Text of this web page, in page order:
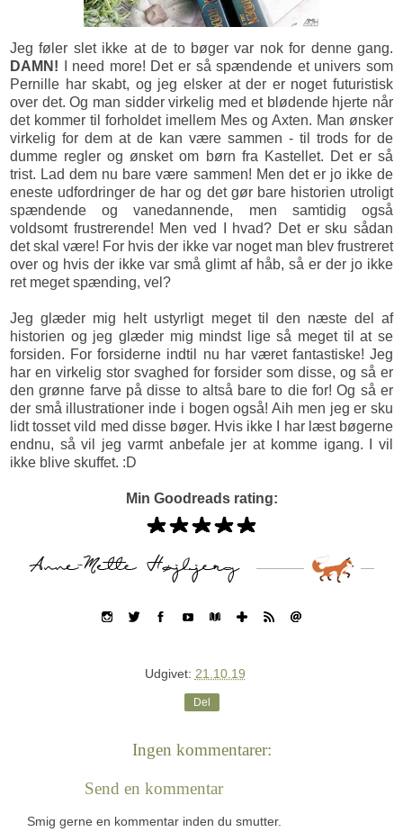
Jeg føler slet ikke at de to bøger var nok for denne gang.
DAMN! I need more! Det er så spændende et univers som
Pernille har skabt, og jeg elsker at der er noget futuristisk
over det. Og man sidder virkelig med et blødende hjerte når
det kommer til forholdet imellem Mes og Axten. Man ønsker
virkelig for dem at de kan være sammen - til trods for de
dumme regler og ønsket om børn fra Kastellet. Det er så
trist. Lad dem nu bare være sammen! Men det er jo ikke de
eneste udfordringer de har og det gør bare historien utroligt
spændende og vanedannende, men samtidig også
voldsomt frustrerende! Men ved I hvad? Det er sku sådan
det skal være! For hvis der ikke var noget man blev frustreret
over og hvis der ikke var små glimt af håb, så er der jo ikke
ret meget spænding, vel?
Jeg glæder mig helt ustyrligt meget til den næste del af
historien og jeg glæder mig mindst lige så meget til at se
forsiden. For forsiderne indtil nu har været fantastiske! Jeg
har en virkelig stor svaghed for forsider som disse, og så er
den grønne farve på disse to altså bare to die for! Og så er
der små illustrationer inde i bogen også! Aih men jeg er sku
lidt tosset vild med disse bøger. Hvis ikke I har læst bøgerne
endnu, så vil jeg varmt anbefale jer at komme igang. I vil
ikke blive skuffet. :D
Min Goodreads rating:
Udgivet: 21.10.19
Del
Ingen kommentarer:
Send en kommentar
Smig gerne en kommentar inden du smutter.